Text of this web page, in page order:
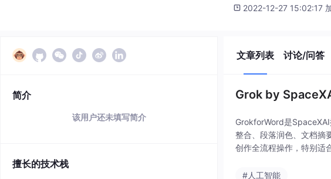
2022-12-27 15:02:17
简介
该用户还未填写简介
擅长的技术栈
文章列表 讨论/问答
Grok by
GrokforWord是
整合、段落润色、文档摘
创作全流程操作，特别适
#人工智能